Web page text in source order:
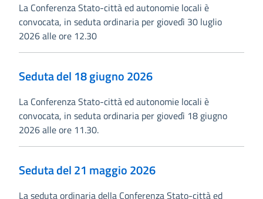
La Conferenza Stato-città ed autonomie locali è
convocata, in seduta ordinaria per giovedì 30 luglio
2026 alle ore 12.30
Seduta del 18 giugno 2026
La Conferenza Stato-città ed autonomie locali è
convocata, in seduta ordinaria per giovedì 18 giugno
2026 alle ore 11.30.
Seduta del 21 maggio 2026
La seduta ordinaria della Conferenza Stato-città ed